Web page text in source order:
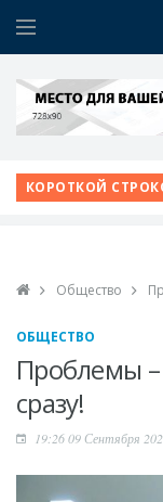
КОРОТКОЙ
Общество
ОБЩЕСТВО
Проблемы
сразу!
19:26 09 Сентября